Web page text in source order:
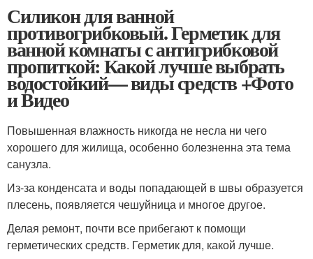
Силикон для ванной
противогрибковый. Герметик для
ванной комнаты с антигрибковой
пропиткой: Какой лучше выбрать
водостойкий— виды средств +Фото
и Видео
Повышенная влажность никогда не несла ни чего
хорошего для жилища, особенно болезненна эта тема
санузла.
Из-за конденсата и воды попадающей в швы образуется
плесень, появляется чешуйница и многое другое.
Делая ремонт, почти все прибегают к помощи
герметических средств. Герметик для, какой лучше.